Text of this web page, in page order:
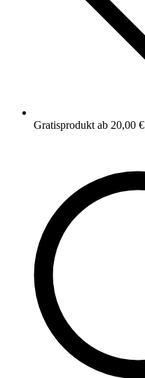
Gratisprodukt ab 20,00 €